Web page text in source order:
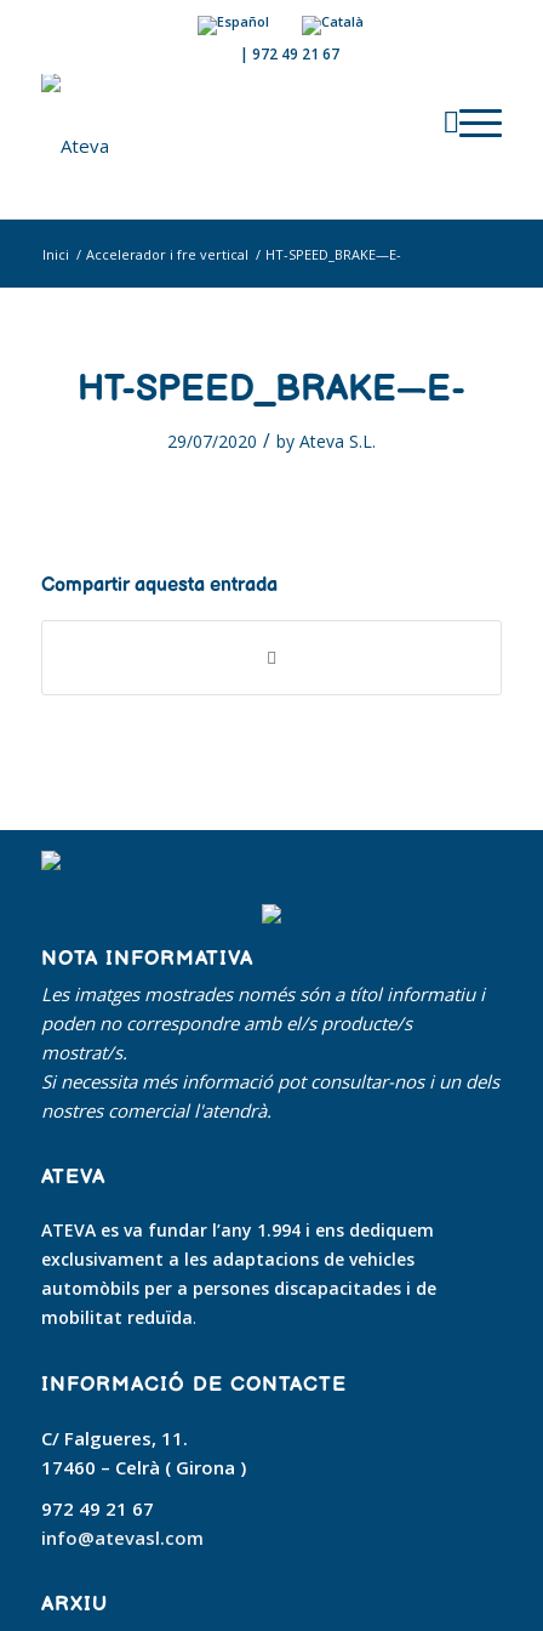
| 972 49 21 67
Inici / Accelerador i fre vertical / HT-SPEED_BRAKE—E-
HT-SPEED_BRAKE—E-
29/07/2020 / by Ateva S.L.
Compartir aquesta entrada
NOTA INFORMATIVA
Les imatges mostrades només són a títol informatiu i
poden no correspondre amb el/s producte/s
mostrat/s.
Si necessita més informació pot consultar-nos i un dels
nostres comercial l'atendrà.
ATEVA
ATEVA es va fundar l’any 1.994 i ens dediquem
exclusivament a les adaptacions de vehicles
automòbils per a persones discapacitades i de
mobilitat reduïda.
INFORMACIÓ DE CONTACTE
C/ Falgueres, 11.
17460 – Celrà ( Girona )
972 49 21 67
info@atevasl.com
ARXIU